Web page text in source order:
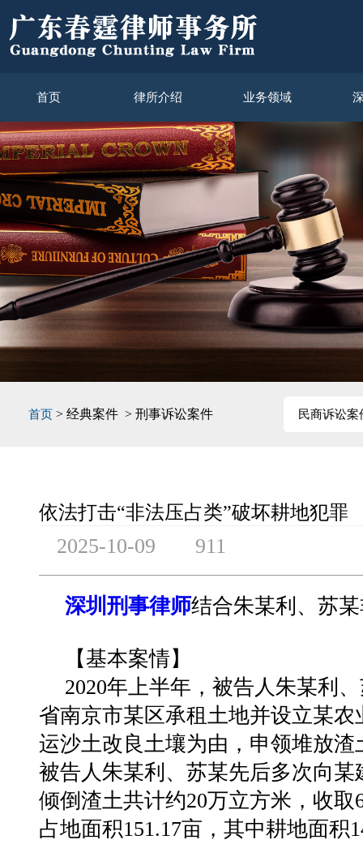
首页 律所介绍 业务领域
首页 > 经典案件 > 刑事诉讼案件 民商诉讼案
依法打击“非法压占类”破坏耕地犯罪
2025-10-09 911
深圳刑事律师结合朱某利、苏
【基本案情】
2020年上半年，被告人朱某利
省南京市某区承租土地并设立某
运沙土改良土壤为由，申领堆放渣
被告人朱某利、苏某先后多次向
倾倒渣土共计约20万立方米，收
占地面积151.17亩，其中耕地面积